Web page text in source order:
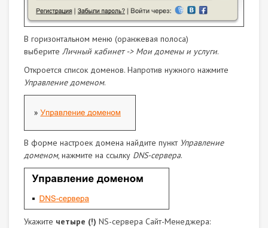
В горизонтальном меню (оранжевая полоса)
выберите Личный кабинет -> Мои домены и услуги.
Откроется список доменов. Напротив нужного нажмите
Управление доменом.
В форме настроек домена найдите пункт Управление
доменом, нажмите на ссылку DNS-сервера.
Укажите четыре (!) NS-сервера Сайт-Менеджера: